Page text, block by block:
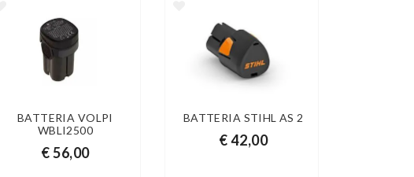
BATTERIA VOLPI
WBLI2500
€ 56,00
BATTERIA STIHL AS 2
€ 42,00